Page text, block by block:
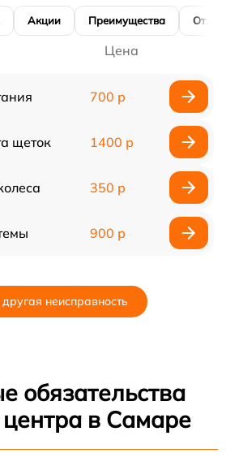
Акции Преимущества
Цена
700 р
щеток 1400 р
350 р
900 р
неисправность
обязательства
центра в Самаре